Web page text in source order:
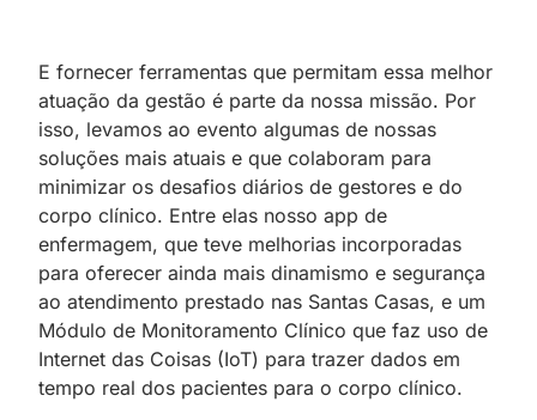
E fornecer ferramentas que permitam essa melhor
atuação da gestão é parte da nossa missão. Por
isso, levamos ao evento algumas de nossas
soluções mais atuais e que colaboram para
minimizar os desafios diários de gestores e do
corpo clínico. Entre elas nosso app de
enfermagem, que teve melhorias incorporadas
para oferecer ainda mais dinamismo e segurança
ao atendimento prestado nas Santas Casas, e um
Módulo de Monitoramento Clínico que faz uso de
Internet das Coisas (IoT) para trazer dados em
tempo real dos pacientes para o corpo clínico.